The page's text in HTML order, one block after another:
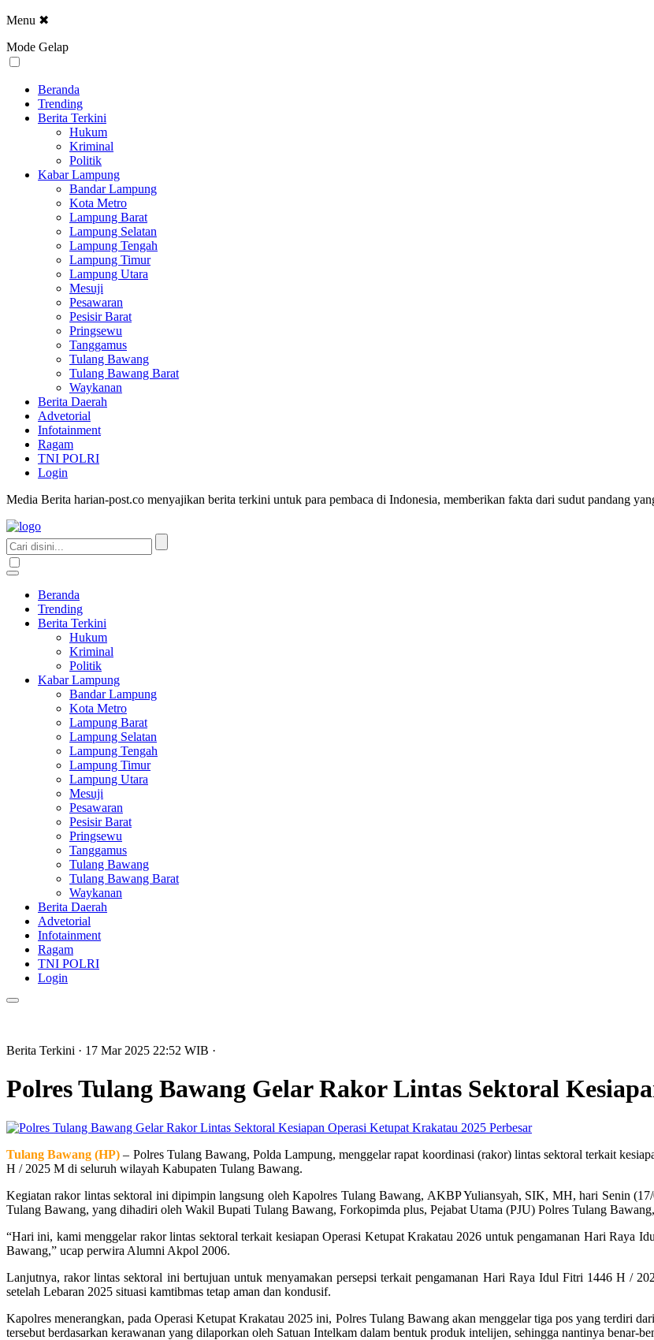
Menu ✖
Mode Gelap
Beranda
Trending
Berita Terkini
Hukum
Kriminal
Politik
Kabar Lampung
Bandar Lampung
Kota Metro
Lampung Barat
Lampung Selatan
Lampung Tengah
Lampung Timur
Lampung Utara
Mesuji
Pesawaran
Pesisir Barat
Pringsewu
Tanggamus
Tulang Bawang
Tulang Bawang Barat
Waykanan
Berita Daerah
Advetorial
Infotainment
Ragam
TNI POLRI
Login
Media Berita harian-post.co menyajikan berita terkini untuk para pembaca di Indonesia, memberikan fakta dari sudut pandang
Beranda
Trending
Berita Terkini
Hukum
Kriminal
Politik
Kabar Lampung
Bandar Lampung
Kota Metro
Lampung Barat
Lampung Selatan
Lampung Tengah
Lampung Timur
Lampung Utara
Mesuji
Pesawaran
Pesisir Barat
Pringsewu
Tanggamus
Tulang Bawang
Tulang Bawang Barat
Waykanan
Berita Daerah
Advetorial
Infotainment
Ragam
TNI POLRI
Login
Berita Terkini · 17 Mar 2025 22:52 WIB ·
Polres Tulang Bawang Gelar Rakor Lintas Sektoral
Perbesar
Tulang Bawang (HP) – Polres Tulang Bawang, Polda Lampung, menggelar rapat koordinasi (rakor) lintas sektoral terkait
H / 2025 M di seluruh wilayah Kabupaten Tulang Bawang.
Kegiatan rakor lintas sektoral ini dipimpin langsung oleh Kapolres Tulang Bawang, AKBP Yuliansyah, SIK, MH, hari Senin
Tulang Bawang, yang dihadiri oleh Wakil Bupati Tulang Bawang, Forkopimda plus, Pejabat Utama (PJU) Polres Tulang
“Hari ini, kami menggelar rakor lintas sektoral terkait kesiapan Operasi Ketupat Krakatau 2026 untuk pengamanan Hari Raya
Bawang,” ucap perwira Alumni Akpol 2006.
Lanjutnya, rakor lintas sektoral ini bertujuan untuk menyamakan persepsi terkait pengamanan Hari Raya Idul Fitri 1446 H /
setelah Lebaran 2025 situasi kamtibmas tetap aman dan kondusif.
Kapolres menerangkan, pada Operasi Ketupat Krakatau 2025 ini, Polres Tulang Bawang akan menggelar tiga pos yang terdiri
tersebut berdasarkan kerawanan yang dilaporkan oleh Satuan Intelkam dalam bentuk produk intelijen, sehingga nantinya benar-